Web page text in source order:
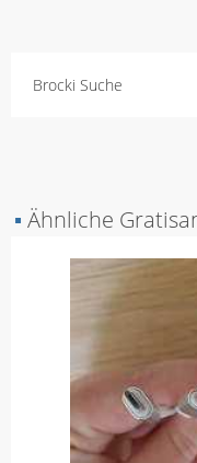
Brocki Suche
▪ Ähnliche